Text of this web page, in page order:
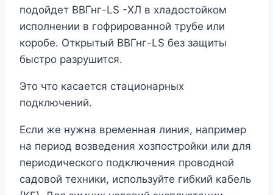
подойдет ВВГнг-LS -ХЛ в хладостойком
исполнении в гофрированной трубе или
коробе. Открытый ВВГнг-LS без защиты
быстро разрушится.
Это что касается стационарных
подключений.
Если же нужна временная линия, например
на период возведения хозпостройки или для
периодического подключения проводной
садовой техники, используйте гибкий кабель